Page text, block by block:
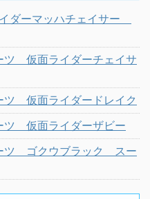
ダーマッハチェイサー
ツ 仮面ライダーチェイサ
ツ 仮面ライダードレイク
ツ 仮面ライダーザビー
ツ ゴクウブラック スー